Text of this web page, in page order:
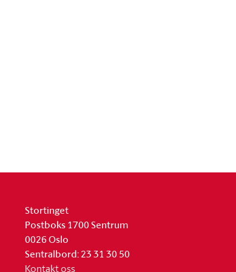
Stortinget
Postboks 1700 Sentrum
0026 Oslo
Sentralbord: 23 31 30 50
Kontakt oss